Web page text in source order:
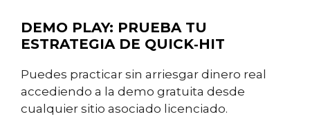
DEMO PLAY: PRUEBA TU
ESTRATEGIA DE QUICK‑HIT
Puedes practicar sin arriesgar dinero real
accediendo a la demo gratuita desde
cualquier sitio asociado licenciado.